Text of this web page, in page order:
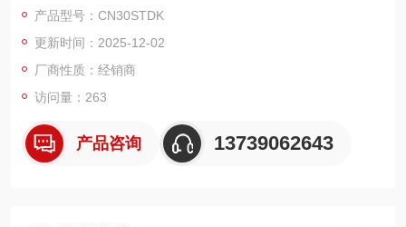
以经典的 LTDK 系列空转式型号为例，其内部搭载精密离合结构
与预紧弹簧组件。当使用者设定目标扭矩值时，实质是通过调节
旋钮改变弹簧的压缩量，建立对应扭矩阈值的机械触发条件。作
业时，扭矩通过批头传递
产品型号：CN30STDK
更新时间：2025-12-02
厂商性质：经销商
访问量：263
产品咨询 13739062643